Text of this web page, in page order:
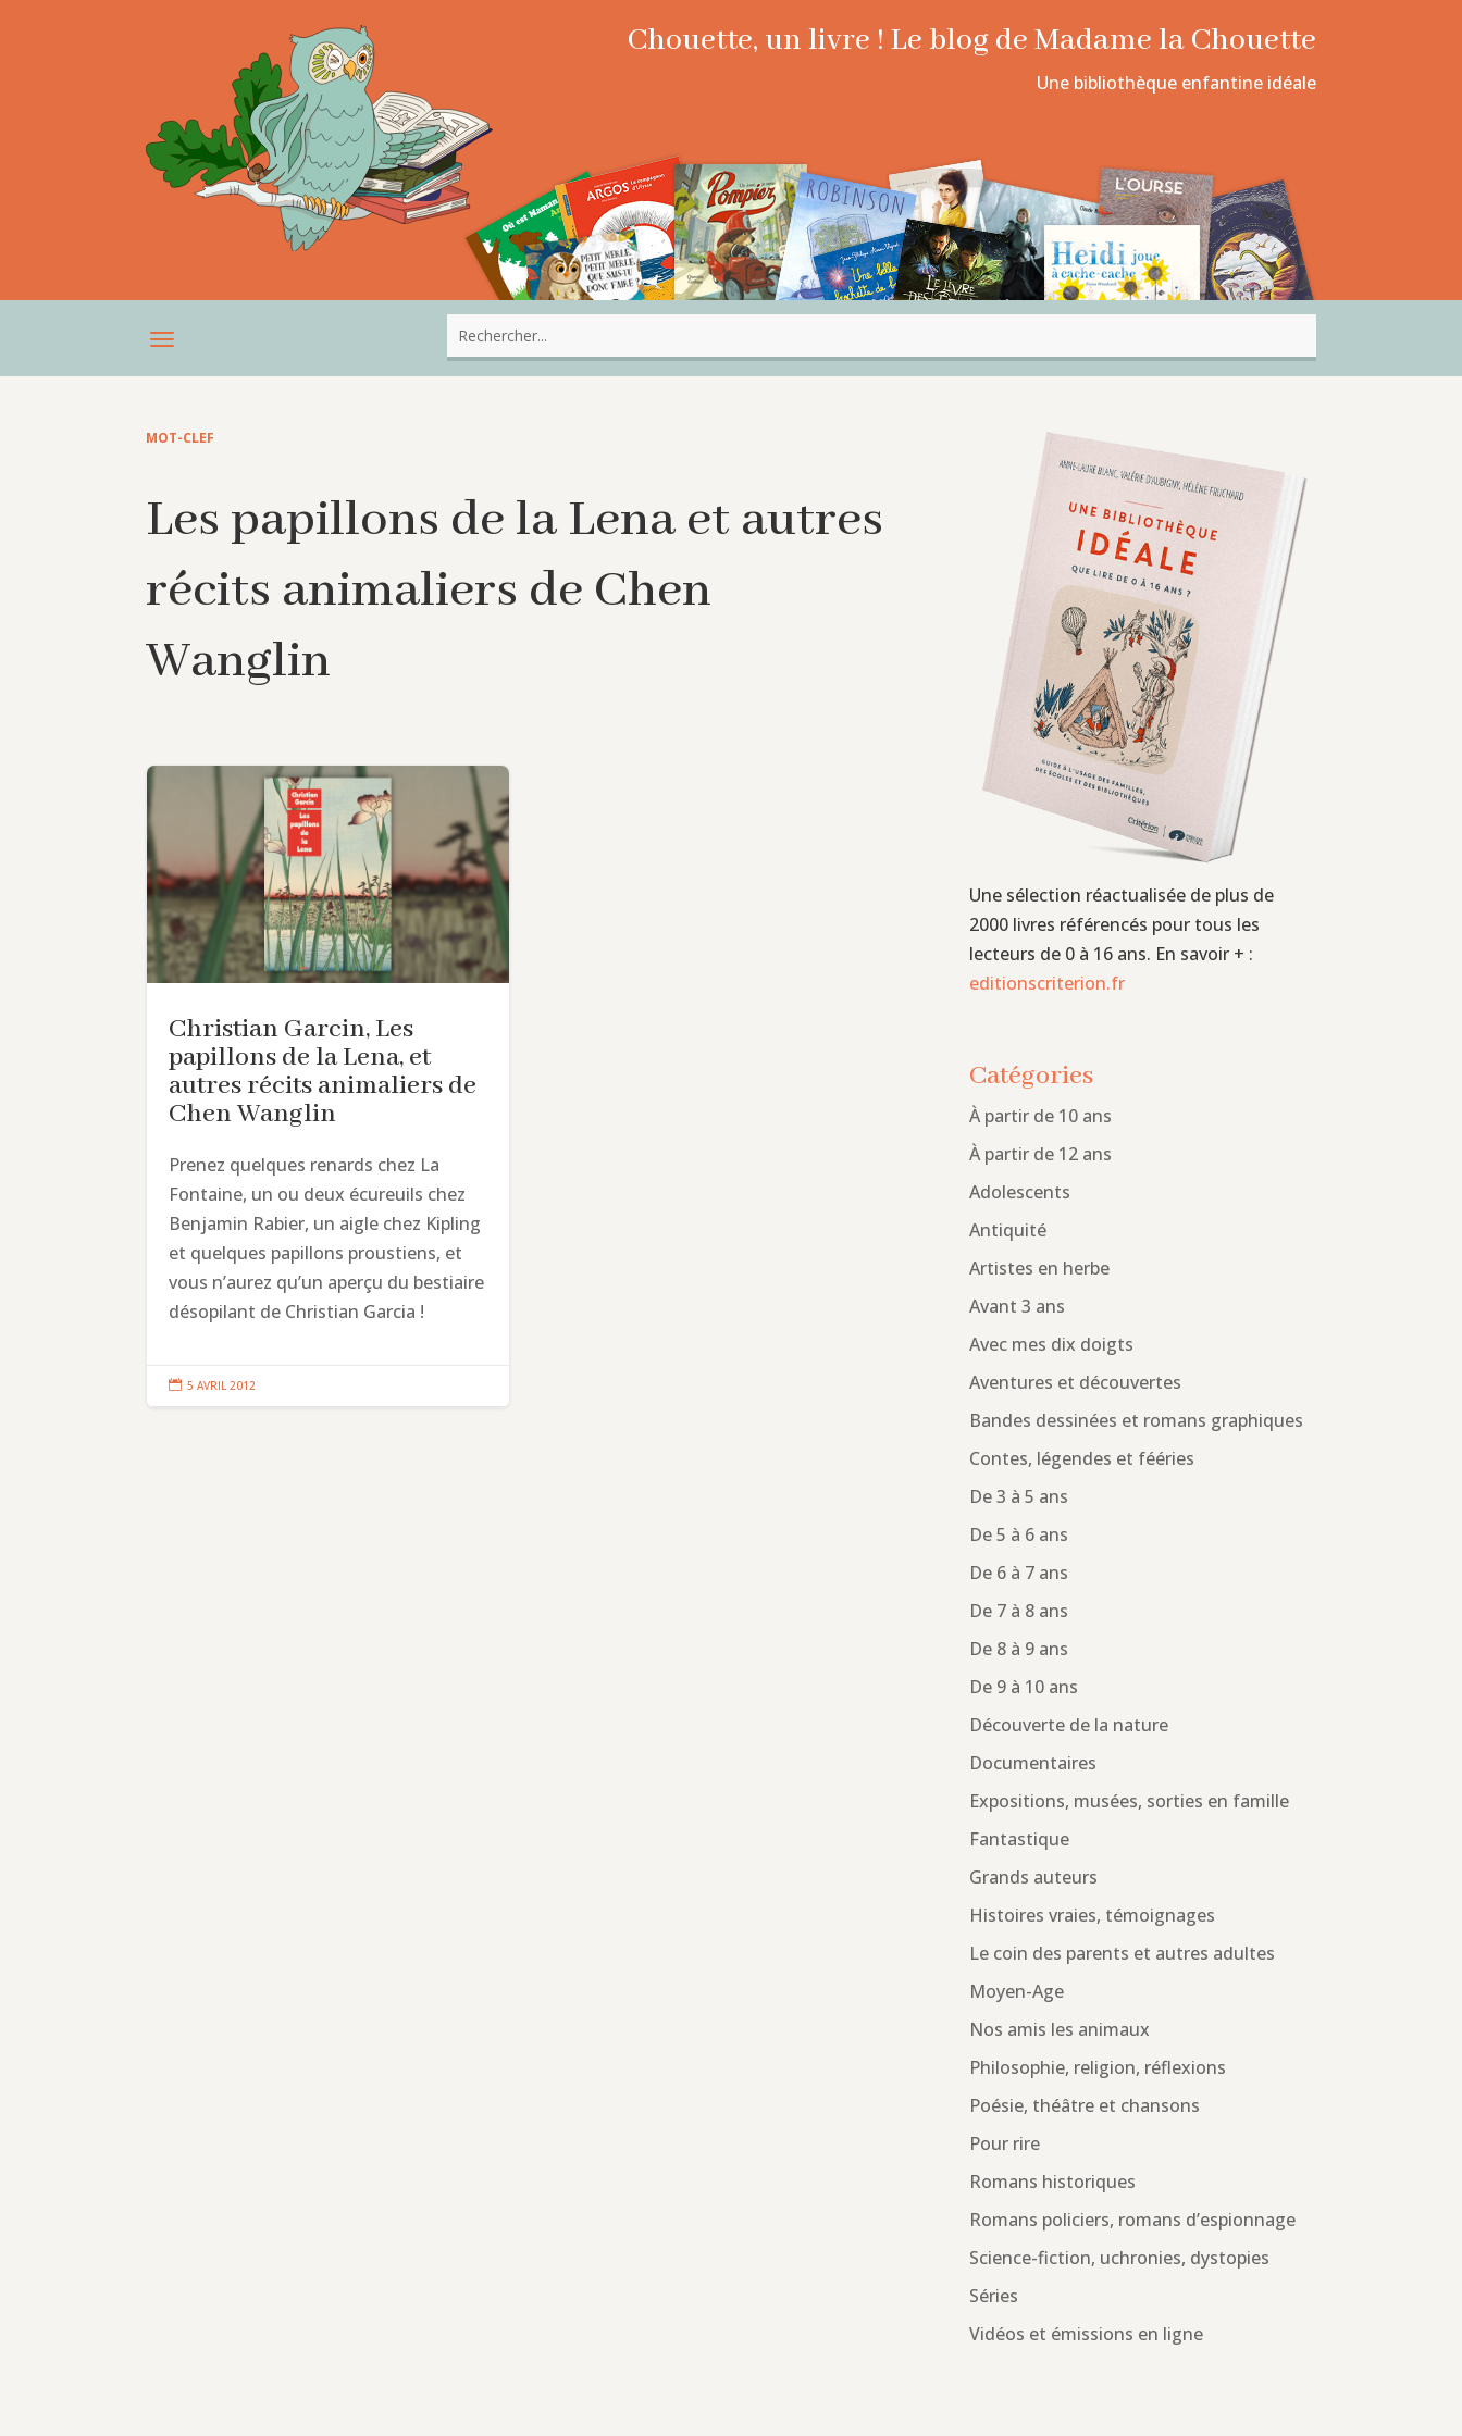
Chouette, un livre ! Le blog de Madame la Chouette
Une bibliothèque enfantine idéale
MOT-CLEF
Les papillons de la Lena et autres
récits animaliers de Chen
Wanglin
Christian Garcin, Les
papillons de la Lena, et
autres récits animaliers de
Chen Wanglin
Prenez quelques renards chez La
Fontaine, un ou deux écureuils chez
Benjamin Rabier, un aigle chez Kipling
et quelques papillons proustiens, et
vous n’aurez qu’un aperçu du bestiaire
désopilant de Christian Garcia !
 5 AVRIL 2012
Une sélection réactualisée de plus de
2000 livres référencés pour tous les
lecteurs de 0 à 16 ans. En savoir + :
editionscriterion.fr
Catégories
À partir de 10 ans
À partir de 12 ans
Adolescents
Antiquité
Artistes en herbe
Avant 3 ans
Avec mes dix doigts
Aventures et découvertes
Bandes dessinées et romans graphiques
Contes, légendes et fééries
De 3 à 5 ans
De 5 à 6 ans
De 6 à 7 ans
De 7 à 8 ans
De 8 à 9 ans
De 9 à 10 ans
Découverte de la nature
Documentaires
Expositions, musées, sorties en famille
Fantastique
Grands auteurs
Histoires vraies, témoignages
Le coin des parents et autres adultes
Moyen-Age
Nos amis les animaux
Philosophie, religion, réflexions
Poésie, théâtre et chansons
Pour rire
Romans historiques
Romans policiers, romans d’espionnage
Science-fiction, uchronies, dystopies
Séries
Vidéos et émissions en ligne